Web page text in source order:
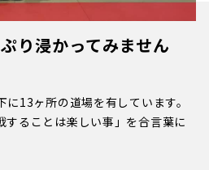
り浸かってみません
13ヶ所の道場を有しています。
ることは楽しい事」を合言葉に